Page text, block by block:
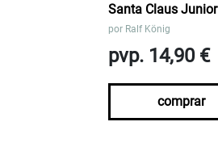
Santa Claus Junior
por Ralf König
pvp. 14,90 €
comprar